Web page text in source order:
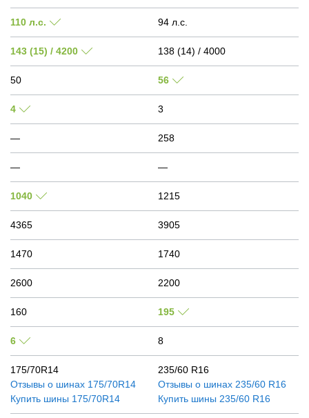
110 л.с. 94 л.с.
143 (15) / 4200 138 (14) / 4000
50 56
4 3
— 258
— —
1040 1215
4365 3905
1470 1740
2600 2200
160 195
6 8
175/70R14
Отзывы о шинах 175/70R14
Купить шины 175/70R14
235/60 R16
Отзывы о шинах 235/60 R16
Купить шины 235/60 R16